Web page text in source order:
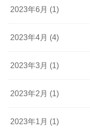
2023年6月 (1)
2023年4月 (4)
2023年3月 (1)
2023年2月 (1)
2023年1月 (1)